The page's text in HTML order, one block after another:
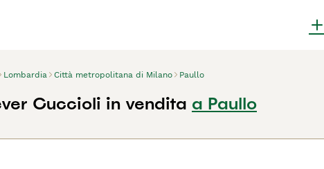
Lombardia Città metropolitana di Milano Paullo
Cuccioli in vendita a Paullo